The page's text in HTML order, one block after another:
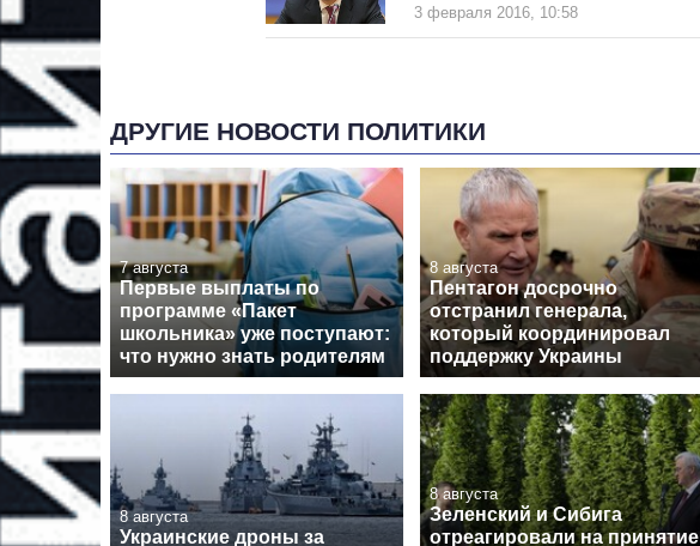
3 февраля 2016, 10:58
ДРУГИЕ НОВОСТИ ПОЛИТИКИ
7 августа
Первые выплаты по
программе «Пакет
школьника» уже поступают:
что нужно знать родителям
8 августа
Пентагон досрочно
отстранил генерала,
который координировал
поддержку Украины
8 августа
Украинские дроны за
8 августа
Зеленский и Сибига
отреагировали на принятие